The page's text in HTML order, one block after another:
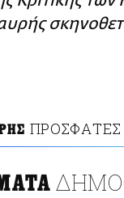
ΠΡΟΣΦΑΤΕΣ